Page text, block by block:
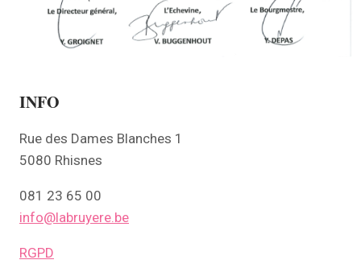
INFO
Rue des Dames Blanches 1
5080 Rhisnes
081 23 65 00
info@labruyere.be
RGPD